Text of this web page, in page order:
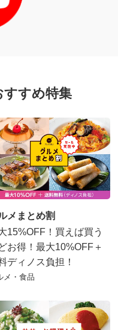
すすめ特集
メまとめ割
15%OFF！買えば買う
お得！最大10%OFF＋
ディノス負担！
メ・食品